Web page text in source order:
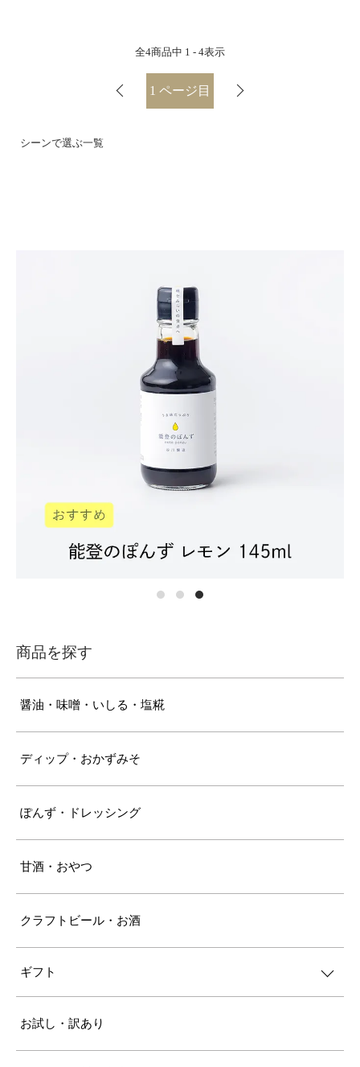
全4商品中 1 - 4表示
1 ページ目
シーンで選ぶ一覧
商品を探す
醤油・味噌・いしる・塩糀
ディップ・おかずみそ
ぽんず・ドレッシング
甘酒・おやつ
クラフトビール・お酒
ギフト
お試し・訳あり